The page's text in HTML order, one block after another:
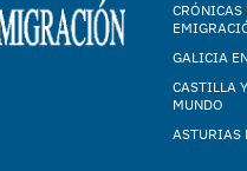
CRÓNICAS
GALICIA
CASTILLA
MUNDO
ASTURIAS